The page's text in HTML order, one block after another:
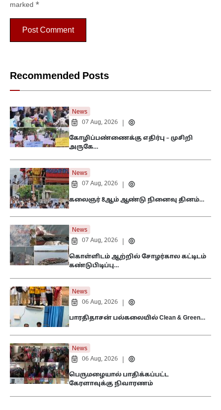
marked *
Recommended Posts
News
07 Aug, 2026
கோழிப்பண்ணைக்கு எதிர்பு – முசிறி
அருகே…
News
07 Aug, 2026
கலைஞர் 8ஆம் ஆண்டு நினைவு தினம்…
News
07 Aug, 2026
கொள்ளிடம் ஆற்றில் சோழர்கால கட்டிடம்
கண்டுபிடிப்பு…
News
06 Aug, 2026
பாரதிதாசன் பல்கலையில் Clean & Green…
News
06 Aug, 2026
பெருமழையால் பாதிக்கப்பட்ட
கேரளாவுக்கு நிவாரணம்